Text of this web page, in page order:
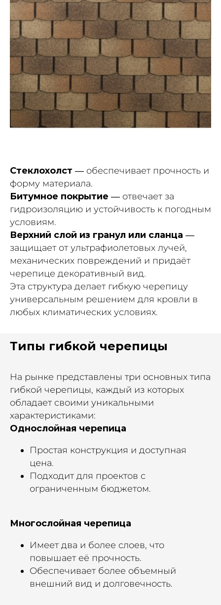
Стеклохолст — обеспечивает прочность и
форму материала.
Битумное покрытие — отвечает за
гидроизоляцию и устойчивость к погодным
условиям.
Верхний слой из гранул или сланца —
защищает от ультрафиолетовых лучей,
механических повреждений и придаёт
черепице декоративный вид.
Эта структура делает гибкую черепицу
универсальным решением для кровли в
любых климатических условиях.
Типы гибкой черепицы
На рынке представлены три основных типа
гибкой черепицы, каждый из которых
обладает своими уникальными
характеристиками:
Однослойная черепица
Простая конструкция и доступная
цена.
Подходит для проектов с
ограниченным бюджетом.
Многослойная черепица
Имеет два и более слоев, что
повышает её прочность.
Обеспечивает более объемный
внешний вид и долговечность.